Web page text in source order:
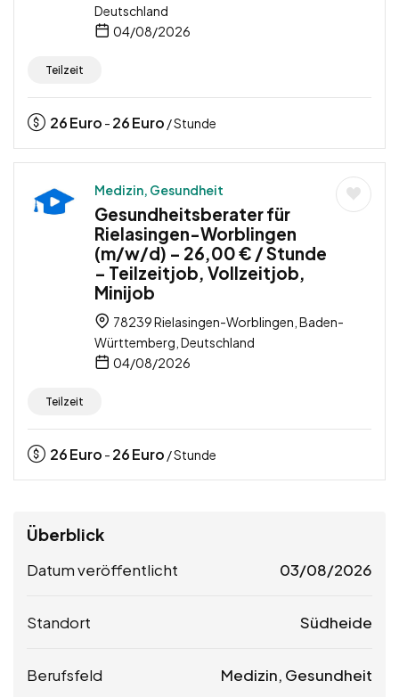
Deutschland
04/08/2026
Teilzeit
26Euro - 26Euro / Stunde
Medizin, Gesundheit
Gesundheitsberater für
Rielasingen-Worblingen
(m/w/d) – 26,00 € / Stunde
– Teilzeitjob, Vollzeitjob,
Minijob
78239 Rielasingen-Worblingen, Baden-
Württemberg, Deutschland
04/08/2026
Teilzeit
26Euro - 26Euro / Stunde
Überblick
Datum veröffentlicht 03/08/2026
Standort Südheide
Berufsfeld Medizin, Gesundheit